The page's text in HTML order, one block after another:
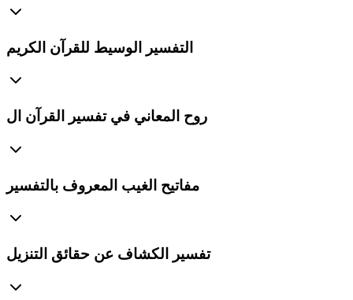
التفسير الوسيط للقرآن الكريم
روح المعاني في تفسير القرآن ال
مفاتيح الغيب المعروف بالتفسير
تفسير الكشاف عن حقائق التنزيل